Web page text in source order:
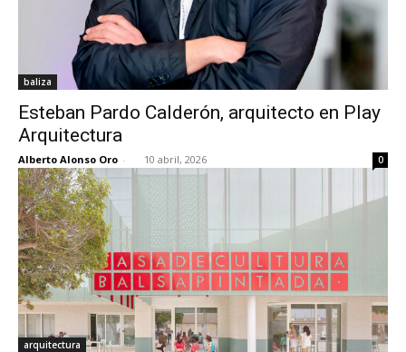
baliza
Esteban Pardo Calderón, arquitecto en Play
Arquitectura
Alberto Alonso Oro - 10 abril, 2026 0
arquitectura